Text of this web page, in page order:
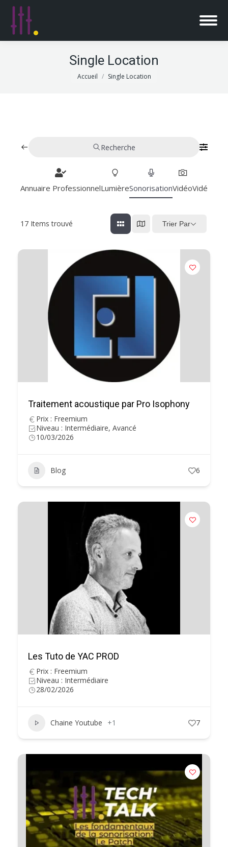
Single Location
Vous êtes ici :
Accueil Single Location
Recherche
Annuaire ProfessionnelLumièreSonorisationVidéo
17 Items trouvé Trier Par
Traitement acoustique par Pro Isophony
Prix : Freemium
Niveau : Intermédiaire, Avancé
10/03/2026
Blog 6
Les Tuto de YAC PROD
Prix : Freemium
Niveau : Intermédiaire
28/02/2026
Chaine Youtube +1 7